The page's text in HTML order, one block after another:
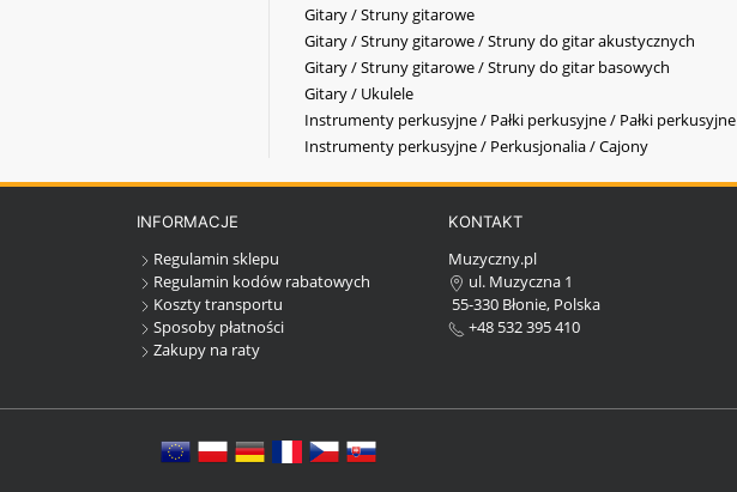
Gitary / Struny gitarowe
Gitary / Struny gitarowe / Struny do gitar akustycznych
Gitary / Struny gitarowe / Struny do gitar basowych
Gitary / Ukulele
Instrumenty perkusyjne / Pałki perkusyjne / Pałki perkusyjne
Instrumenty perkusyjne / Perkusjonalia / Cajony
INFORMACJE
Regulamin sklepu
Regulamin kodów rabatowych
Koszty transportu
Sposoby płatności
Zakupy na raty
KONTAKT
Muzyczny.pl
ul. Muzyczna 1
55-330 Błonie, Polska
+48 532 395 410